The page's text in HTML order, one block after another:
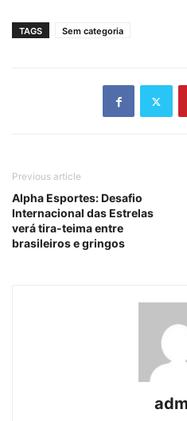
TAGS Sem categoria
Previous article
Alpha Esportes: Desafio
Internacional das Estrelas
verá tira-teima entre
brasileiros e gringos